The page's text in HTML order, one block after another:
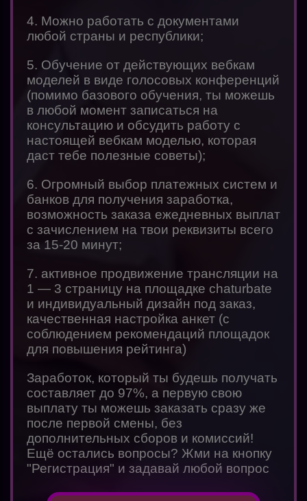
4. Можно работать с документами
любой страны и республики;
5. Обучение от действующих вебкам
моделей в виде голосовых конференций
(помимо базового обучения, ты можешь
в любой момент записаться на
консультацию и обсудить работу с
настоящей вебкам моделью, которая
даст тебе полезные советы);
6. Огромный выбор платежных систем и
банков для получения заработка,
возможность заказа ежедневных выплат
с зачислением на твои реквизиты всего
за 15-20 минут;
7. активное продвижение трансляции на
1 — 3 страницу на площадке chaturbate
и индивидуальный дизайн под заказ,
качественная настройка анкет (с
соблюдением рекомендаций площадок
для повышения рейтинга)
Заработок, который ты будешь получать
составляет до 97%, а первую свою
выплату ты можешь заказать сразу же
после первой смены, без
дополнительных сборов и комиссий!
Ещё остались вопросы? Жми на кнопку
"Регистрация" и задавай любой вопрос